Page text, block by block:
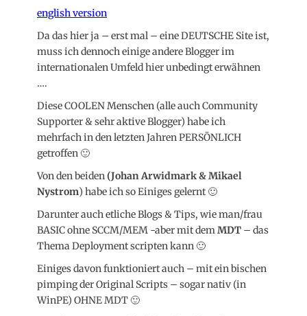
english version
Da das hier ja – erst mal – eine DEUTSCHE Site ist,
muss ich dennoch einige andere Blogger im
internationalen Umfeld hier unbedingt erwähnen
….
Diese COOLEN Menschen (alle auch Community
Supporter & sehr aktive Blogger) habe ich
mehrfach in den letzten Jahren PERSÖNLICH
getroffen 🙂
Von den beiden(Johan Arwidmark & Mikael
Nystrom) habe ich so Einiges gelernt 🙂
Darunter auch etliche Blogs & Tips, wie man/frau
BASIC ohne SCCM/MEM -aber mit demMDT – das
Thema Deployment scripten kann 🙂
Einiges davon funktioniert auch – mit ein bischen
pimping der Original Scripts – sogar nativ (in
WinPE) OHNE MDT 🙂